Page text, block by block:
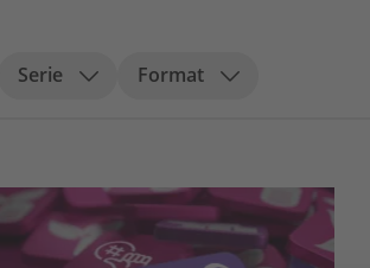
Serie Format